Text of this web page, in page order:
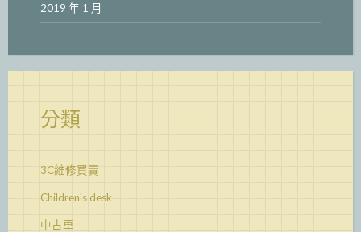
2019 年 1 月
分類
3C維修買賣
Children's desk
中古車